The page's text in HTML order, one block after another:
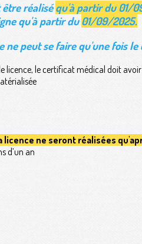
être réaliséqu'à partir du 01/
qu'à partir du01/09/2025.
peut se faire qu'une fois le
licence, le certificat médical doit
licence ne seront réalisées
d’un an